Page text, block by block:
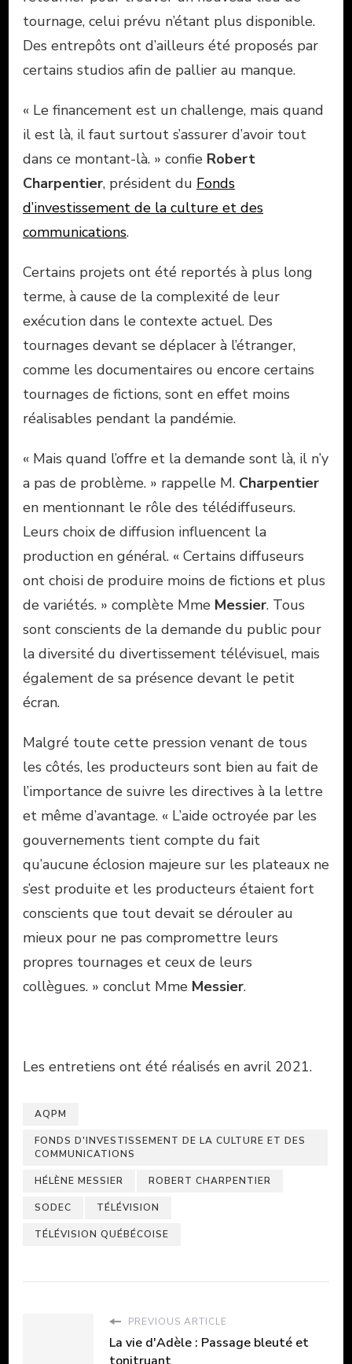
tournage, celui prévu n’étant plus disponible.
Des entrepôts ont d’ailleurs été proposés par
certains studios afin de pallier au manque.
« Le financement est un challenge, mais quand
il est là, il faut surtout s’assurer d’avoir tout
dans ce montant-là. » confie Robert
Charpentier, président du Fonds
d’investissement de la culture et des
communications.
Certains projets ont été reportés à plus long
terme, à cause de la complexité de leur
exécution dans le contexte actuel. Des
tournages devant se déplacer à l’étranger,
comme les documentaires ou encore certains
tournages de fictions, sont en effet moins
réalisables pendant la pandémie.
« Mais quand l’offre et la demande sont là, il n’y
a pas de problème. » rappelle M. Charpentier
en mentionnant le rôle des télédiffuseurs.
Leurs choix de diffusion influencent la
production en général. « Certains diffuseurs
ont choisi de produire moins de fictions et plus
de variétés. » complète Mme Messier. Tous
sont conscients de la demande du public pour
la diversité du divertissement télévisuel, mais
également de sa présence devant le petit
écran.
Malgré toute cette pression venant de tous
les côtés, les producteurs sont bien au fait de
l’importance de suivre les directives à la lettre
et même d’avantage. « L’aide octroyée par les
gouvernements tient compte du fait
qu’aucune éclosion majeure sur les plateaux ne
s’est produite et les producteurs étaient fort
conscients que tout devait se dérouler au
mieux pour ne pas compromettre leurs
propres tournages et ceux de leurs
collègues. » conclut Mme Messier.
Les entretiens ont été réalisés en avril 2021.
AQPM
FONDS D'INVESTISSEMENT DE LA CULTURE ET DES
COMMUNICATIONS
HÉLÈNE MESSIER ROBERT CHARPENTIER
SODEC TÉLÉVISION
TÉLÉVISION QUÉBÉCOISE
PREVIOUS ARTICLE
La vie d'Adèle : Passage bleuté et